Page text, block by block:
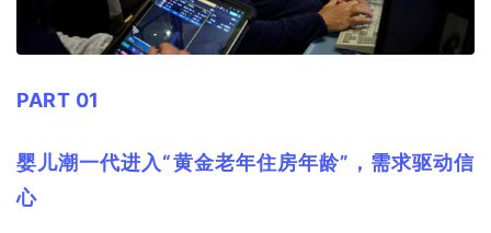
PART 01
婴儿潮一代进入“黄金老年住房年龄”，需求驱动信
心